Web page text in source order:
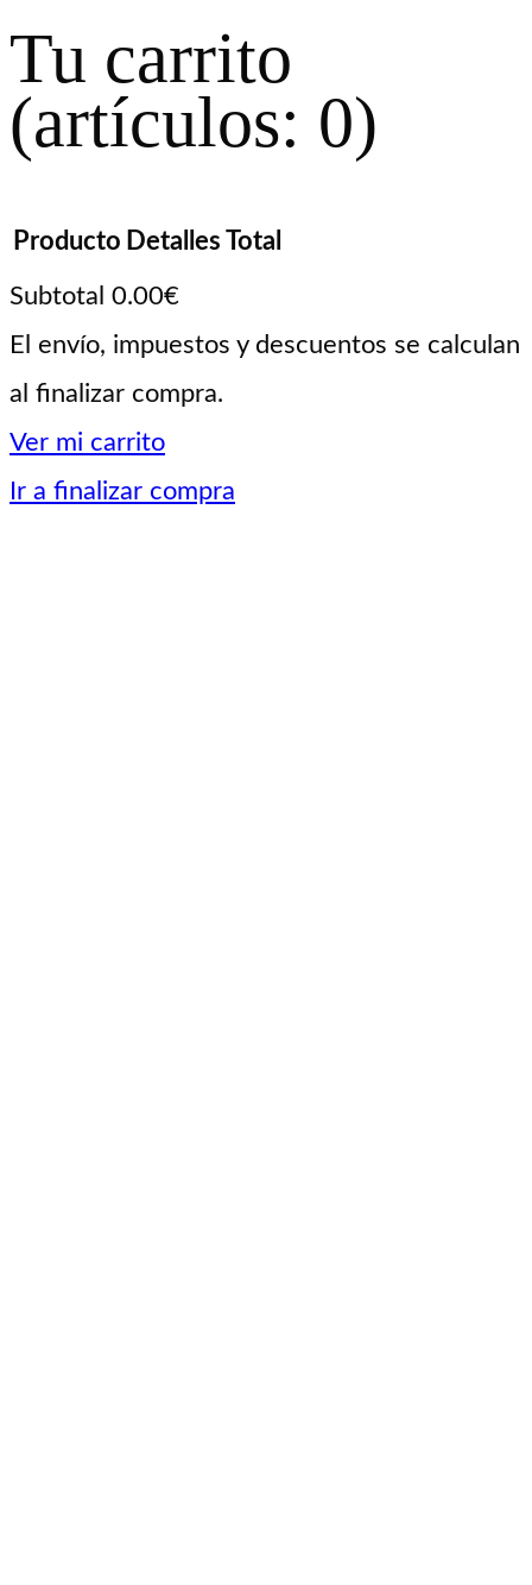
Tu carrito
(artículos: 0)
Productos
del
carrito
Producto Detalles Total
Subtotal 0.00€
El envío, impuestos y descuentos se calculan
al finalizar compra.
Ver mi carrito
Ir a finalizar compra